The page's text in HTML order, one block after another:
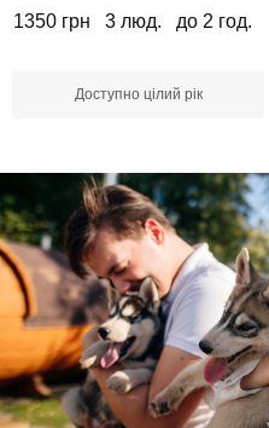
1350 грн 3 люд. до 2 год.
Доступно цілий рік